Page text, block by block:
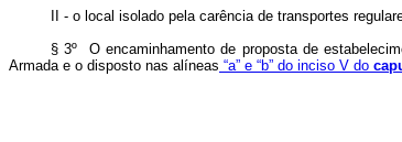
II - o local isolado pela carência de transportes
§ 3º O encaminhamento de proposta de
Armada e o disposto nas alíneas “a” e “b” do inciso V do